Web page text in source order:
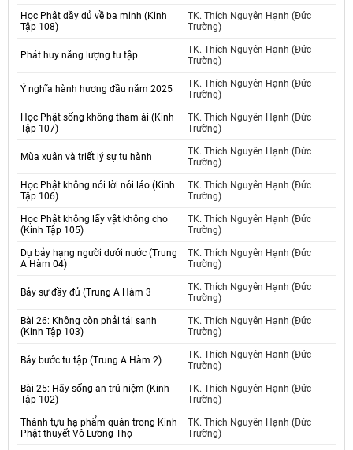
Học Phật đầy đủ về ba minh (Kinh
Tập 108)
TK. Thích Nguyên Hạnh (Đức
Trường)
Phát huy năng lượng tu tập
TK. Thích Nguyên Hạnh (Đức
Trường)
Ý nghĩa hành hương đầu năm 2025
TK. Thích Nguyên Hạnh (Đức
Trường)
Học Phật sống không tham ái (Kinh
Tập 107)
TK. Thích Nguyên Hạnh (Đức
Trường)
Mùa xuân và triết lý sự tu hành
TK. Thích Nguyên Hạnh (Đức
Trường)
Học Phật không nói lời nói láo (Kinh
Tập 106)
TK. Thích Nguyên Hạnh (Đức
Trường)
Học Phật không lấy vật không cho
(Kinh Tập 105)
TK. Thích Nguyên Hạnh (Đức
Trường)
Dụ bảy hạng người dưới nước (Trung
A Hàm 04)
TK. Thích Nguyên Hạnh (Đức
Trường)
Bảy sự đầy đủ (Trung A Hàm 3
TK. Thích Nguyên Hạnh (Đức
Trường)
Bài 26: Không còn phải tái sanh
(Kinh Tập 103)
TK. Thích Nguyên Hạnh (Đức
Trường)
Bảy bước tu tập (Trung A Hàm 2)
TK. Thích Nguyên Hạnh (Đức
Trường)
Bài 25: Hãy sống an trú niệm (Kinh
Tập 102)
TK. Thích Nguyên Hạnh (Đức
Trường)
Thành tựu hạ phẩm quán trong Kinh
Phật thuyết Vô Lương Thọ
TK. Thích Nguyên Hạnh (Đức
Trường)